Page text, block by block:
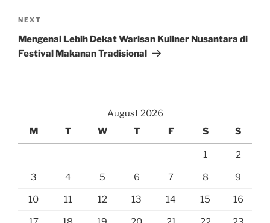
Next
Post
NEXT
Mengenal Lebih Dekat Warisan Kuliner Nusantara di
Festival Makanan Tradisional
August 2026
M
T W T F S S
1 2
3 4 5 6 7 8 9
10 11 12 13 14 15 16